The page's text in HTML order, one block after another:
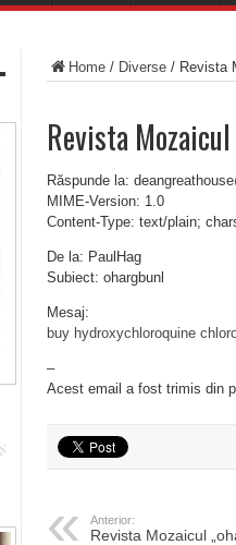
Home / Diverse / Revista
Revista
Răspunde la:
MIME-Version: 1.0
Content-Type: text/plain;
De la: PaulHag
Subiect: ohargbunl
Mesaj:
buy hydroxychloroquine
–
Acest email a fost trimis din
Anterior:
Revista Mozaicul